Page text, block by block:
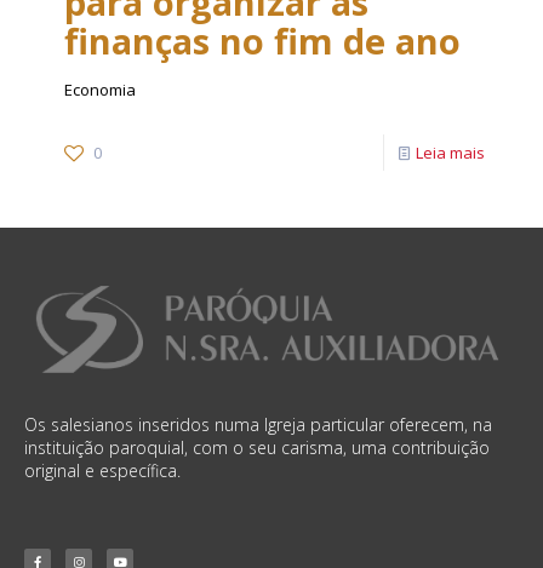
finanças no fim de ano
Economia
0 Leia mais
Os salesianos inseridos numa Igreja particular oferecem, na
instituição paroquial, com o seu carisma, uma contribuição
original e específica.